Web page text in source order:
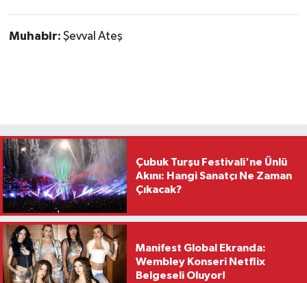
Muhabir: Şevval Ateş
Çubuk Turşu Festivali'ne Ünlü
Akını: Hangi Sanatçı Ne Zaman
Çıkacak?
Manifest Global Ekranda:
Wembley Konseri Netflix
Belgeseli Oluyor!